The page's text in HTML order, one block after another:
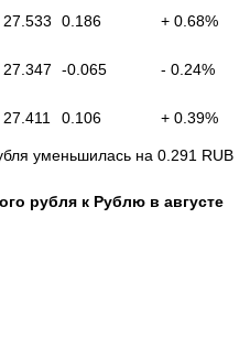
27.533 0.186 + 0.68%
27.347 -0.065 - 0.24%
27.411 0.106 + 0.39%
уменьшилась на 0.291 RUB
рубля к Рублю в августе